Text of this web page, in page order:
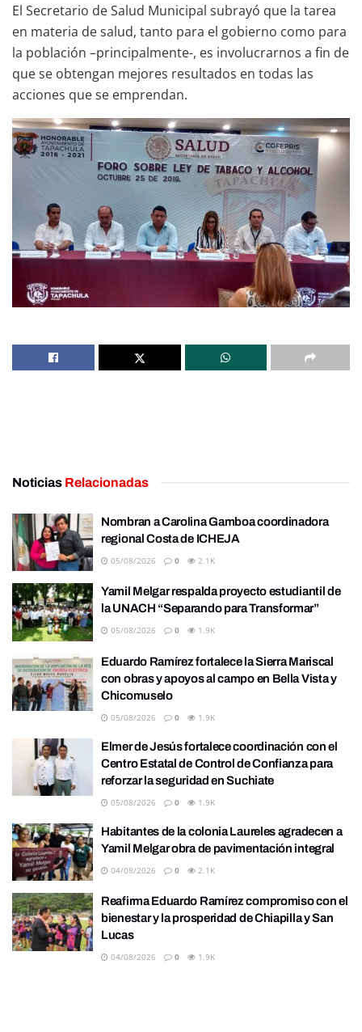
El Secretario de Salud Municipal subrayó que la tarea
en materia de salud, tanto para el gobierno como para
la población –principalmente-, es involucrarnos a fin de
que se obtengan mejores resultados en todas las
acciones que se emprendan.
Noticias Relacionadas
Nombran a Carolina Gamboa coordinadora
regional Costa de ICHEJA
05/08/2026 0 2.1K
Yamil Melgar respalda proyecto estudiantil de
la UNACH “Separando para Transformar”
05/08/2026 0 1.9K
Eduardo Ramírez fortalece la Sierra Mariscal
con obras y apoyos al campo en Bella Vista y
Chicomuselo
05/08/2026 0 1.9K
Elmer de Jesús fortalece coordinación con el
Centro Estatal de Control de Confianza para
reforzar la seguridad en Suchiate
05/08/2026 0 1.9K
Habitantes de la colonia Laureles agradecen a
Yamil Melgar obra de pavimentación integral
04/08/2026 0 2.1K
Reafirma Eduardo Ramírez compromiso con el
bienestar y la prosperidad de Chiapilla y San
Lucas
04/08/2026 0 1.9K